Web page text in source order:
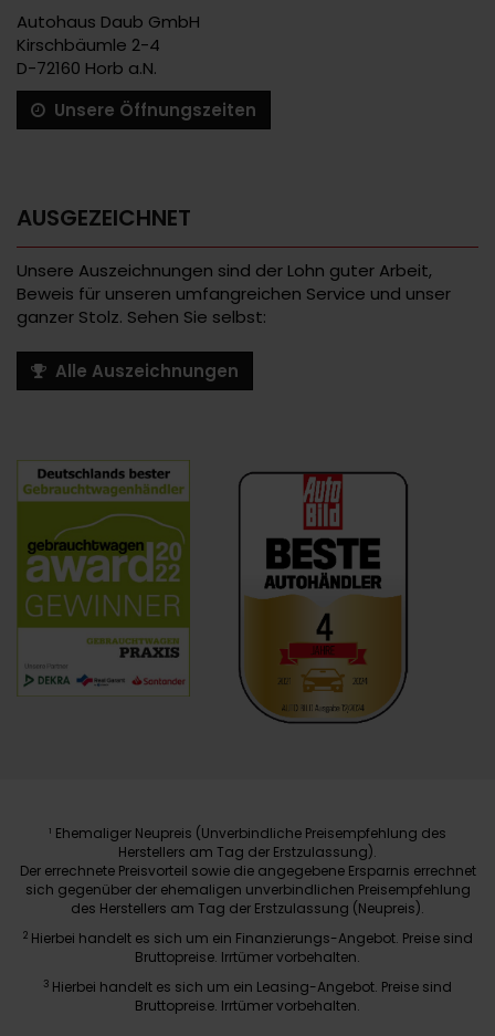
Autohaus Daub GmbH
Kirschbäumle 2-4
D-72160 Horb a.N.
Unsere Öffnungszeiten
AUSGEZEICHNET
Unsere Auszeichnungen sind der Lohn guter Arbeit,
Beweis für unseren umfangreichen Service und unser
ganzer Stolz. Sehen Sie selbst:
Alle Auszeichnungen
1 Ehemaliger Neupreis (Unverbindliche Preisempfehlung des
Herstellers am Tag der Erstzulassung).
Der errechnete Preisvorteil sowie die angegebene Ersparnis errechnet
sich gegenüber der ehemaligen unverbindlichen Preisempfehlung
des Herstellers am Tag der Erstzulassung (Neupreis).
2 Hierbei handelt es sich um ein Finanzierungs-Angebot. Preise sind
Bruttopreise. Irrtümer vorbehalten.
3 Hierbei handelt es sich um ein Leasing-Angebot. Preise sind
Bruttopreise. Irrtümer vorbehalten.